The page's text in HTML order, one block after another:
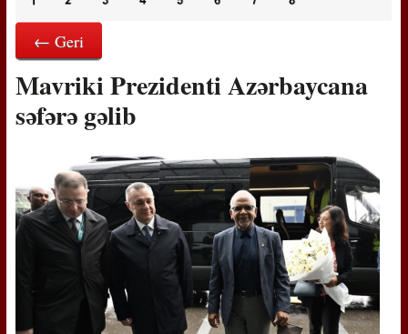
← Geri
Mavriki Prezidenti Azərbaycana
səfərə gəlib